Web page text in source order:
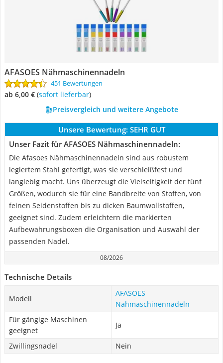
AFASOES Nähmaschinennadeln
451 Bewertungen
ab 6,00 € ( Sofort lieferbar)
Preisvergleich und weitere Angebote
Unsere Bewertung: SEHR GUT
Unser Fazit für AFASOES Nähmaschinennadeln:
Die Afasoes Nähmaschinennadeln sind aus robustem
legiertem Stahl gefertigt, was sie verschleißfest und
langlebig macht. Uns überzeugt die Vielseitigkeit der fünf
Größen, wodurch sie für eine Bandbreite von Stoffen, von
feinen Seidenstoffen bis zu dicken Baumwollstoffen,
geeignet sind. Zudem erleichtern die markierten
Aufbewahrungsboxen die Organisation und Auswahl der
passenden Nadel.
08/2026
Technische Details
Modell
AFASOES
Nähmaschinennadeln
Für gängige Maschinen
geeignet
Ja
Zwillingsnadel Nein